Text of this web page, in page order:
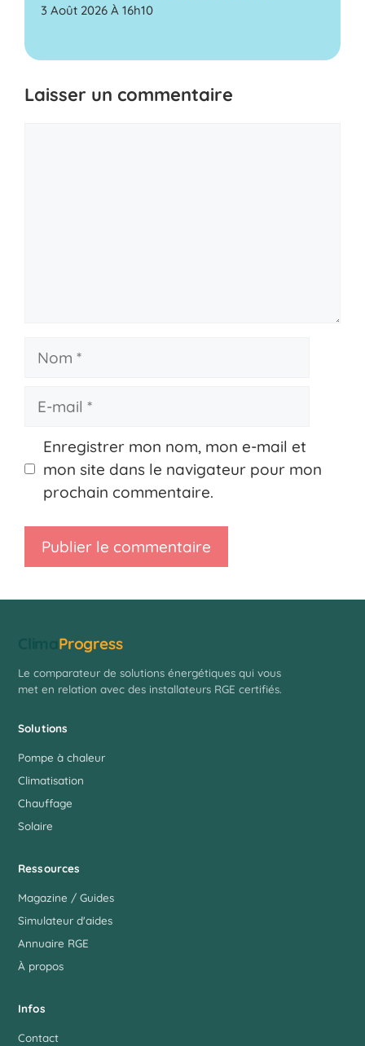
3 Août 2026 À 16h10
Laisser un commentaire
Nom
Enregistrer mon nom, mon e-mail et
mon site dans le navigateur pour mon
prochain commentaire.
Progress
Le comparateur de solutions énergétiques qui vous
met en relation avec des installateurs RGE certifiés.
Solutions
Pompe à chaleur
Climatisation
Chauffage
Solaire
Ressources
Magazine / Guides
Simulateur d'aides
Annuaire RGE
À propos
Infos
Contact